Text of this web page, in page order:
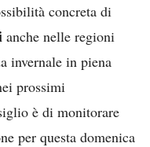
concreta di
anche nelle regioni
invernale in piena
prossimi
è di monitorare
per questa domenica